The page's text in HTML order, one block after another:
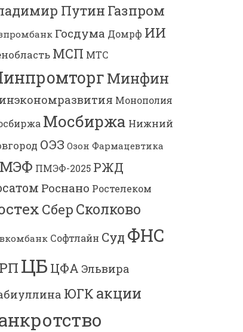
Путин Газпром
Госдума Домрф ИИ
МСП МТС
Минфин
Монополия
Мосбиржа Нижний
ОЭЗ Озон Фармацевтика
ПМЭФ-2025 РЖД
Роснано Ростелеком
Сбер Сколково
Софтлайн Суд ФНС
ЦБ ЦФА Эльвира
ЮГК акции